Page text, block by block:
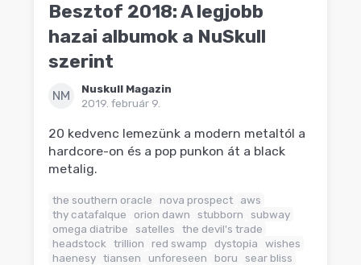
Besztof 2018: A legjobb
hazai albumok a NuSkull
szerint
NM
Nuskull Magazin
2019. február 9.
20 kedvenc lemezünk a modern metaltól a
hardcore-on és a pop punkon át a black
metalig.
the southern oracle nova prospect
aws
thy catafalque
orion dawn stubborn
subway
omega diatribe
satelles
the devil's trade
headstock
trillion red swamp dystopia
wishes
haenesy tiansen unforeseen boru sear bliss